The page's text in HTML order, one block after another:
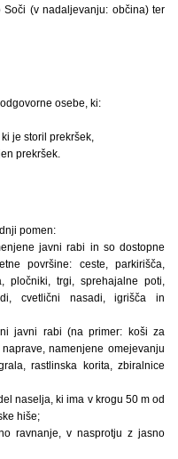
(v nadaljevanju: občina) ter
osebe, ki:
je storil prekršek,
prekršek.
pomen:
javni rabi in so dostopne
površine: ceste, parkirišča,
pločniki, trgi, sprehajalne poti,
cvetlični nasadi, igrišča in
javni rabi (na primer: koši za
namenjene omejevanju
rastlinska korita, zbiralnice
naselja, ki ima v krogu 50 m od
hiše;
ravnanje, v nasprotju z jasno